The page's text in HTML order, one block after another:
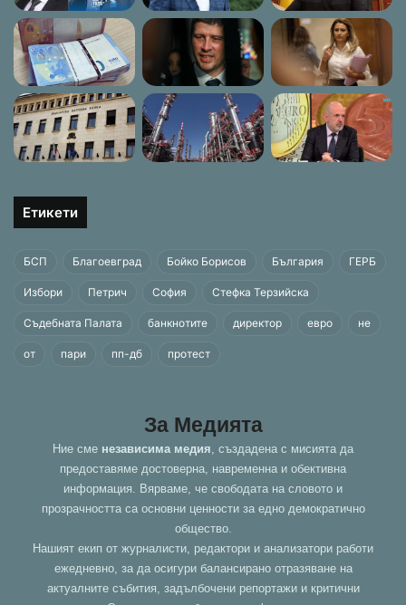
Етикети
БСП Благоевград Бойко Борисов България ГЕРБ
Избори Петрич София Стефка Терзийска
Съдебната Палата банкнотите директор евро не
от пари пп-дб протест
За Медията
Ние сме независима медия , създадена с мисията да
предоставяме достоверна, навременна и обективна
информация. Вярваме, че свободата на словото и
прозрачността са основни ценности за едно демократично
общество.
Нашият екип от журналисти, редактори и анализатори работи
ежедневно, за да осигури балансирано отразяване на
актуалните събития, задълбочени репортажи и критични